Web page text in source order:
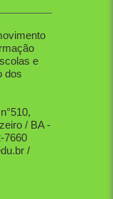
e
dos
/ BA -
7660
/